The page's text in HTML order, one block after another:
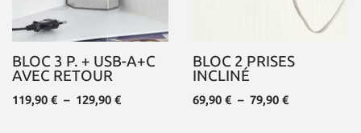
BLOC 3 P. + USB-A+C
AVEC RETOUR
119,90 € – 129,90 €
BLOC 2 PRISES
INCLINÉ
69,90 € – 79,90 €